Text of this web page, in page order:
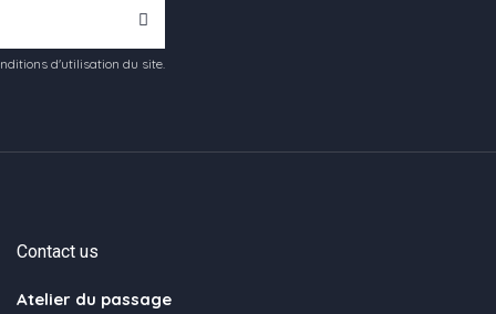
d'utilisation du site.
Contact us
Atelier du passage